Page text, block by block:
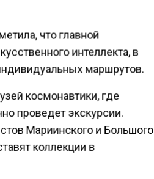
что главной
интеллекта, в
маршрутов.
космонавтики, где
проведет экскурсии.
Мариинского и Большого
коллекции в